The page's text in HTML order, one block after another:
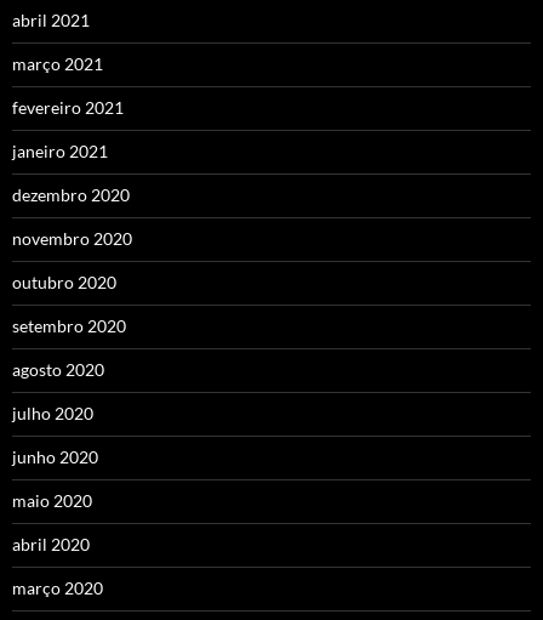
abril 2021
março 2021
fevereiro 2021
janeiro 2021
dezembro 2020
novembro 2020
outubro 2020
setembro 2020
agosto 2020
julho 2020
junho 2020
maio 2020
abril 2020
março 2020